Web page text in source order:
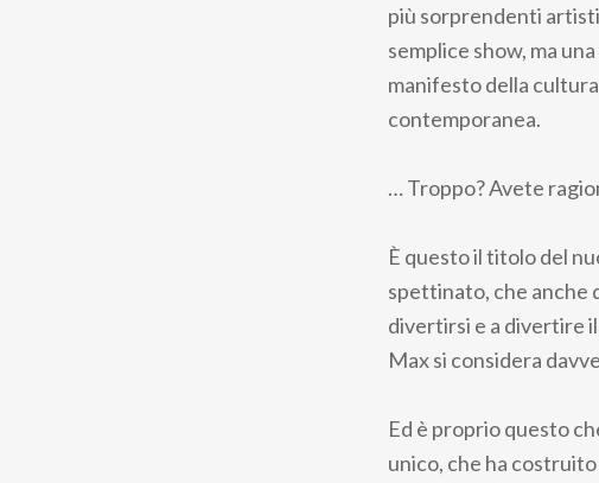
più sorprendenti
semplice show, ma
manifesto della
contemporanea.
… Troppo? Avete
È questo il titolo del
spettinato, che anche
divertirsi e a divertire
Max si considera
Ed è proprio questo
unico, che ha